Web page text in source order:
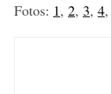
Fotos: 1, 2, 3, 4,